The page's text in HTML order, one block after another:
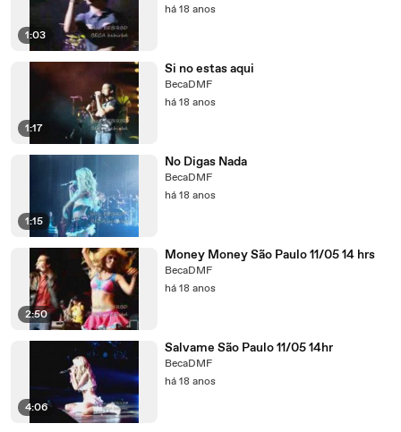
1:03
há 18 anos
1:17
Si no estas aqui
BecaDMF
há 18 anos
1:15
No Digas Nada
BecaDMF
há 18 anos
2:50
Money Money São Paulo 11/05 14 hrs
BecaDMF
há 18 anos
4:06
Salvame São Paulo 11/05 14hr
BecaDMF
há 18 anos